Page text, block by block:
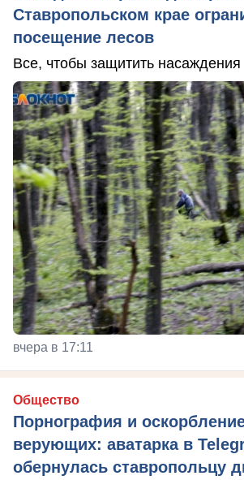
Ставропольском крае
посещение лесов
Все, чтобы защитить насаждения
вчера в 17:11
Общество
Порнография и
верующих: аватарка в
обернулась ставропольцу